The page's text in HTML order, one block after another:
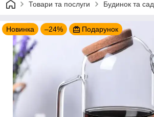
Товари та послуги Будинок та сад
Новинка –24% Подарунок